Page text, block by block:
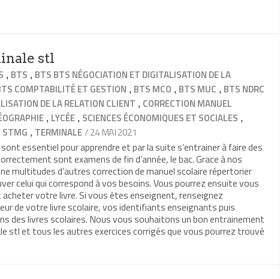
stl
, BTS , BTS BTS NÉGOCIATION ET DIGITALISATION DE LA
COMPTABILITÉ ET GESTION , BTS MCO , BTS MUC , BTS NDRC
DE LA RELATION CLIENT , CORRECTION MANUEL
, LYCÉE , SCIENCES ÉCONOMIQUES ET SOCIALES ,
STMG , TERMINALE/ 24 MAI 2021
essentiel pour apprendre et par la suite s’entrainer à faire des
sont examens de fin d’année, le bac. Grace à nos
multitudes d’autres correction de manuel scolaire répertorier
celui qui correspond à vos besoins. Vous pourrez ensuite vous
acheter votre livre. Si vous êtes enseignent, renseignez
de votre livre scolaire, vos identifiants enseignants puis
des livres scolaires. Nous vous souhaitons un bon entrainement
stl et tous les autres exercices corrigés que vous pourrez trouvé